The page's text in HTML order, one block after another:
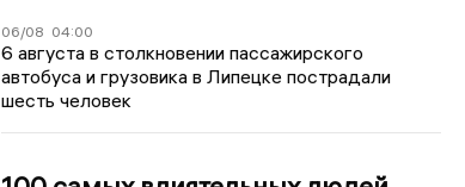
06/08 04:00
6 августа в столкновении пассажирского
автобуса и грузовика в Липецке пострадали
шесть человек